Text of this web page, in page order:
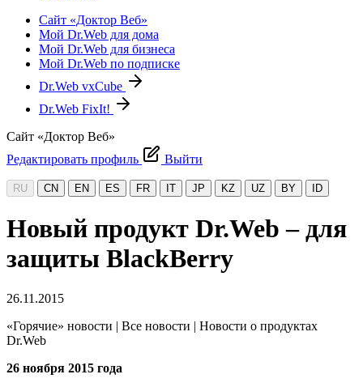
Сайт «Доктор Веб»
Мой Dr.Web для дома
Мой Dr.Web для бизнеса
Мой Dr.Web по подписке
Dr.Web vxCube
Dr.Web FixIt!
Сайт «Доктор Веб»
Редактировать профиль
Выйти
RU CN EN ES FR IT JP KZ UZ BY ID
Новый продукт Dr.Web – для
защиты BlackBerry
26.11.2015
«Горячие» новости | Все новости | Новости о продуктах
Dr.Web
26 ноября 2015 года